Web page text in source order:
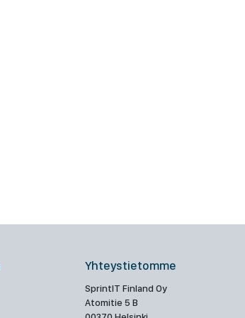
Yhteystietomme
SprintIT Finland Oy
Atomitie 5 B